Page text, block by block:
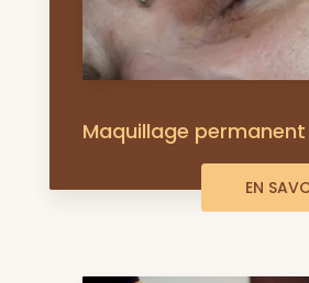
Maquillage permanent
EN